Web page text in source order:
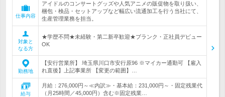
仕事内容
アイドルのコンサートグッズや人気アニメの販促物を取り扱い、
梱包・検品・セットアップなど幅広い流通加工を行う当社にて、
生産管理業務を担当。
対象と
なる方
★学歴不問★未経験・第二新卒歓迎★ブランク・正社員デビュー
OK
勤務地
【安行営業所】 埼玉県川口市安行原96 ※マイカー通勤可 【雇入
れ直後】上記事業所 【変更の範囲】…
給与
月給：276,000円～≪内訳≫・基本給：231,000円～・固定残業代
（月25時間／45,000円）含む※固定残業…